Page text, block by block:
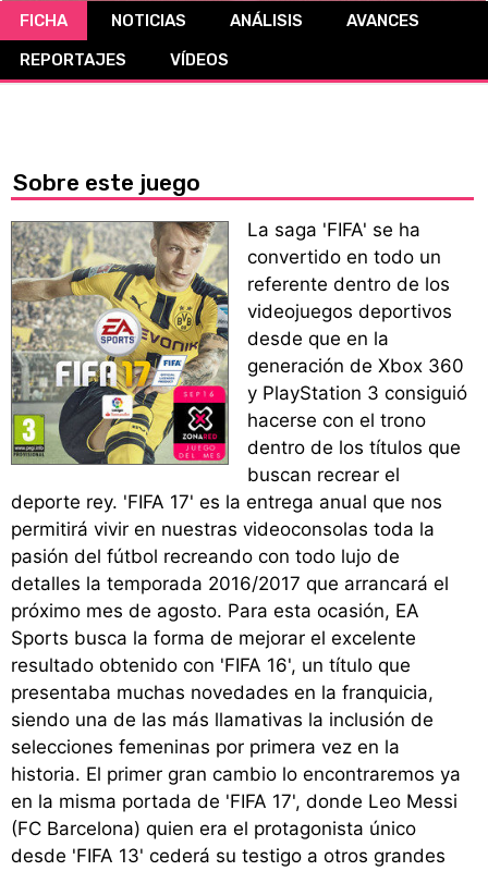
CÓMICS
FICHA NOTICIAS ANÁLISIS
AVANCES
REPORTAJES
VÍDEOS
Sobre este juego
La saga 'FIFA' se ha
convertido en todo un
referente dentro de los
videojuegos deportivos
desde que en la
generación de Xbox 360
y PlayStation 3 consiguió
hacerse con el trono
dentro de los títulos que
buscan recrear el
deporte rey. 'FIFA 17' es la entrega anual que nos
permitirá vivir en nuestras videoconsolas toda la
pasión del fútbol recreando con todo lujo de
detalles la temporada 2016/2017 que arrancará el
próximo mes de agosto. Para esta ocasión, EA
Sports busca la forma de mejorar el excelente
resultado obtenido con 'FIFA 16', un título que
presentaba muchas novedades en la franquicia,
siendo una de las más llamativas la inclusión de
selecciones femeninas por primera vez en la
historia. El primer gran cambio lo encontraremos ya
en la misma portada de 'FIFA 17', donde Leo Messi
(FC Barcelona) quien era el protagonista único
desde 'FIFA 13' cederá su testigo a otros grandes